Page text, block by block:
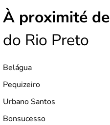
À proximité de
do Rio Preto
Belágua
Pequizeiro
Urbano Santos
Bonsucesso